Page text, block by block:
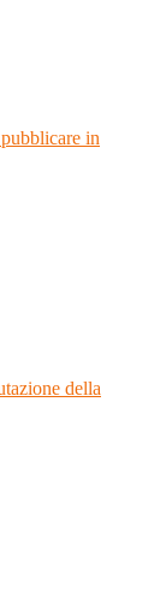
in
della